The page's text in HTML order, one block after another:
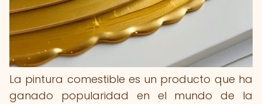
La pintura comestible es un producto que ha
ganado popularidad en el mundo de la